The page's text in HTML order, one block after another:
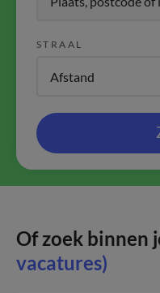
STRAAL
Of zoek binnen
vacatures)